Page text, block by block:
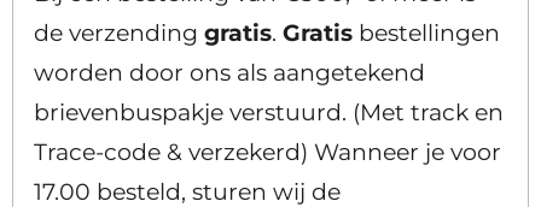
de verzendinggratis.Gratis bestellingen
worden door ons als aangetekend
brievenbuspakje verstuurd. (Met track en
Trace-code & verzekerd) Wanneer je voor
17.00 besteld, sturen wij de